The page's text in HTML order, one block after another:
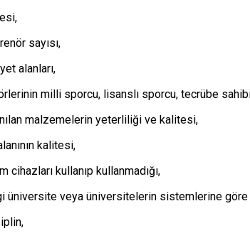
sayısı,
alanları,
milli sporcu, lisanslı sporcu, tecrübe
malzemelerin yeterliliği ve kalitesi,
kalitesi,
cihazları kullanıp kullanmadığı,
üniversite veya üniversitelerin sistemlerine göre